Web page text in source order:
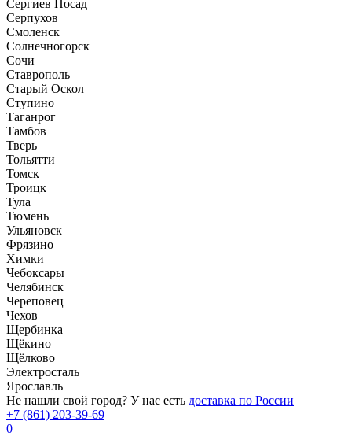
Сергиев Посад
Серпухов
Смоленск
Солнечногорск
Сочи
Ставрополь
Старый Оскол
Ступино
Таганрог
Тамбов
Тверь
Тольятти
Томск
Троицк
Тула
Тюмень
Ульяновск
Фрязино
Химки
Чебоксары
Челябинск
Череповец
Чехов
Щербинка
Щёкино
Щёлково
Электросталь
Ярославль
Не нашли свой город? У нас есть доставка по России
+7 (861) 203-39-69
0